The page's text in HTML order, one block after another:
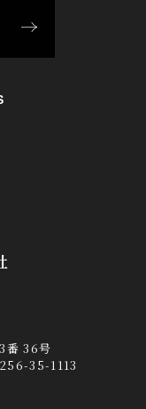
番 36号
35-1113